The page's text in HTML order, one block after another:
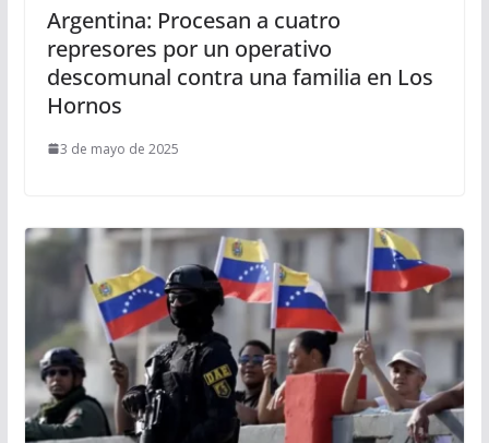
Argentina: Procesan a cuatro
represores por un operativo
descomunal contra una familia en Los
Hornos
3 de mayo de 2025